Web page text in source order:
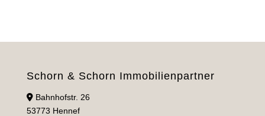
Schorn & Schorn Immobilienpartner
Bahnhofstr. 26
53773 Hennef